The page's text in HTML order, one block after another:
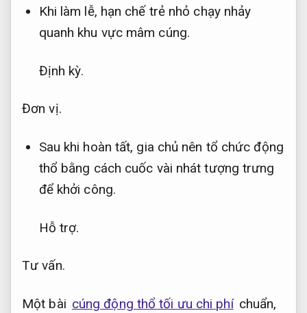
Khi làm lễ, hạn chế trẻ nhỏ chạy nhảy
quanh khu vực mâm cúng.
Định kỳ.
Đơn vị.
Sau khi hoàn tất, gia chủ nên tổ chức động
thổ bằng cách cuốc vài nhát tượng trưng
để khởi công.
Hỗ trợ.
Tư vấn.
Một bài cúng động thổ tối ưu chi phí chuẩn,